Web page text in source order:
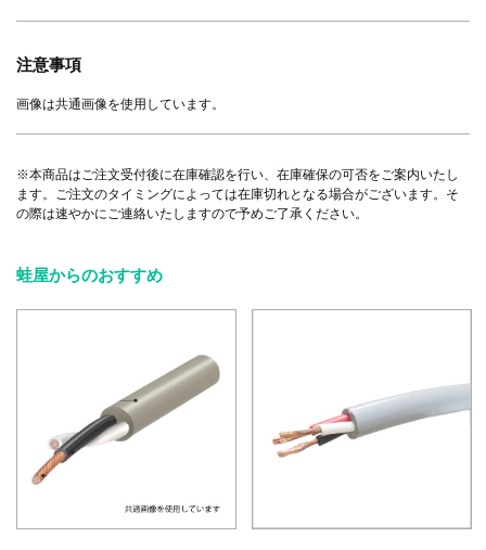
注意事項
画像は共通画像を使用しています。
※本商品はご注文受付後に在庫確認を行い、在庫確保の可否をご案内いたし
ます。ご注文のタイミングによっては在庫切れとなる場合がございます。そ
の際は速やかにご連絡いたしますので予めご了承ください。
蛙屋からのおすすめ